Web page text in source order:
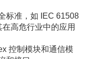
标准，如 IEC 61508
高危行业中的应用
控制模块和通信模